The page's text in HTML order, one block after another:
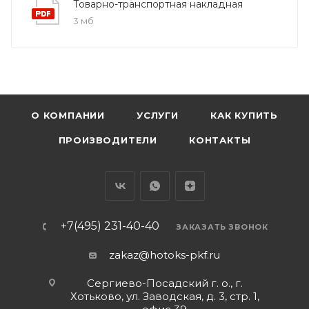
Товарно-транспортная накладная
3 мб
О КОМПАНИИ УСЛУГИ КАК КУПИТЬ
ПРОИЗВОДИТЕЛИ КОНТАКТЫ
+7(495) 231-40-40 ЗАКАЗАТЬ ЗВОНОК
zakaz@hotoks-pkf.ru
Сергиево-Посадский г. о., г.
Хотьково, ул. Заводская, д. 3, стр. 1,